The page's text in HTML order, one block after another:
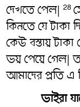
দেখতে পেল| 28
কিনতে যে টাকা
কেউ বস্তায়
ভয় পেয়ে গেল|
আমাদের প্রতি এ
ভাইরা